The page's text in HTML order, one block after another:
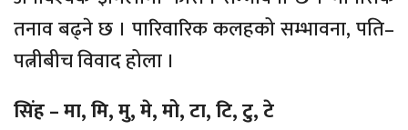
तनाव बढ्ने छ । पारिवारिक कलहको सम्भावना, पति–
पत्नीबीच विवाद होला ।
सिंह – मा, मि, मु, मे, मो, टा, टि, टु, टे